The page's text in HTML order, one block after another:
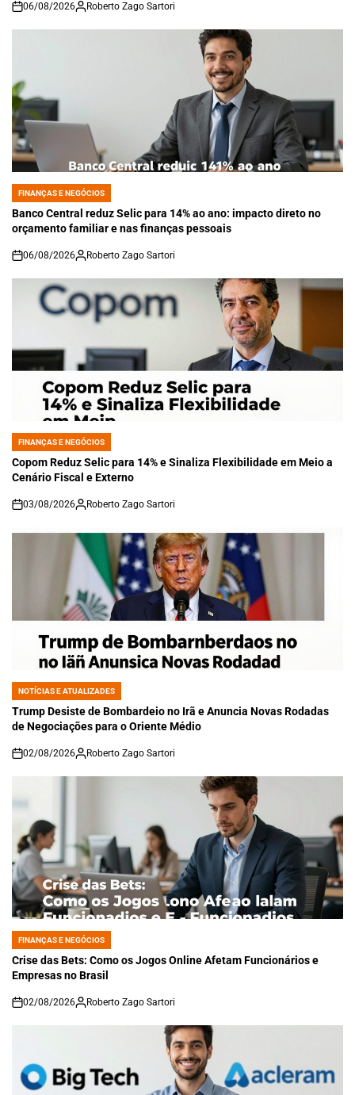
on
06/08/2026 Roberto Zago Sartori
POSTED
IN
FINANÇAS E NEGÓCIOS
Banco Central reduz Selic para 14% ao ano: impacto direto no
orçamento familiar e nas finanças pessoais
on
06/08/2026 Roberto Zago Sartori
POSTED
IN
FINANÇAS E NEGÓCIOS
Copom Reduz Selic para 14% e Sinaliza Flexibilidade em Meio a
Cenário Fiscal e Externo
on
03/08/2026 Roberto Zago Sartori
POSTED
IN
NOTÍCIAS E ATUALIZADES
Trump Desiste de Bombardeio no Irã e Anuncia Novas Rodadas
de Negociações para o Oriente Médio
on
02/08/2026 Roberto Zago Sartori
POSTED
IN
FINANÇAS E NEGÓCIOS
Crise das Bets: Como os Jogos Online Afetam Funcionários e
Empresas no Brasil
on
02/08/2026 Roberto Zago Sartori